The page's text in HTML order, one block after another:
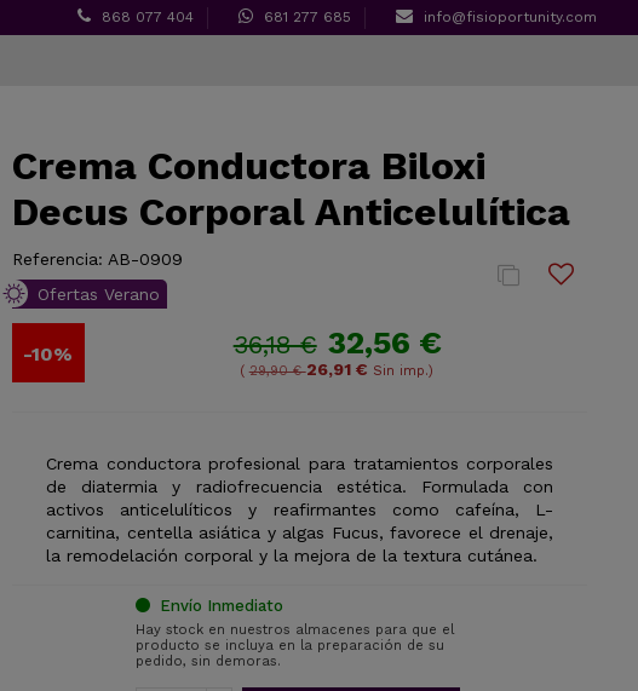
868 077 404 681 277 685 info@fisioportunity.com
Crema Conductora Biloxi
Decus Corporal Anticelulítica
Referencia: AB-0909
Ofertas Verano
-10% 36,18 € 32,56 €
(29,90 €26,91 € Sin imp.)
Crema conductora profesional para tratamientos corporales
de diatermia y radiofrecuencia estética. Formulada con
activos anticelulíticos y reafirmantes como cafeína, L-
carnitina, centella asiática y algas Fucus, favorece el drenaje,
la remodelación corporal y la mejora de la textura cutánea.
Envío Inmediato
Hay stock en nuestros almacenes para que el
producto se incluya en la preparación de su
pedido, sin demoras.